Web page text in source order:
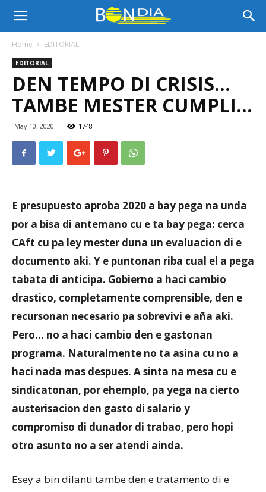
Bon
Dia
Noticia
Home EDITORIAL
EDITORIAL
DEN TEMPO DI CRISIS…
TAMBE MESTER CUMPLI…
May 10, 2020 1748
E presupuesto aproba 2020 a bay pega na unda
por a bisa di antemano cu e ta bay pega: cerca
CAft cu pa ley mester duna un evaluacion di e
documento aki. Y e puntonan riba cual el a pega
tabata di anticipa. Gobierno a haci cambio
drastico, completamente comprensible, den e
recursonan necesario pa sobrevivi e aña aki.
Pero… no a haci cambio den e gastonan
programa. Naturalmente no ta asina cu no a
haci nada mas despues. A sinta na mesa cu e
sindicatonan, por ehemplo, pa yega na cierto
austerisacion den gasto di salario y
compromiso di dunador di trabao, pero hopi
otro asunto no a ser atendi ainda.
Esey a bin dilanti tambe den e tratamento di e